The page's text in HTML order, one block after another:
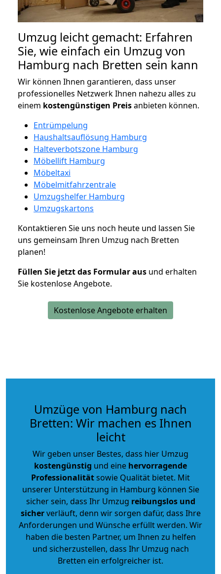
Umzug leicht gemacht: Erfahren
Sie, wie einfach ein Umzug von
Hamburg nach Bretten sein kann
Wir können Ihnen garantieren, dass unser
professionelles Netzwerk Ihnen nahezu alles zu
einem kostengünstigen Preisanbieten können.
Entrümpelung
Haushaltsauflösung Hamburg
Halteverbotszone Hamburg
Möbellift Hamburg
Möbeltaxi
Möbelmitfahrzentrale
Umzugshelfer Hamburg
Umzugskartons
Kontaktieren Sie uns noch heute und lassen Sie
uns gemeinsam Ihren Umzug nach Bretten
planen!
Füllen Sie jetzt das Formular aus und erhalten
Sie kostenlose Angebote.
Kostenlose Angebote erhalten
Umzüge von Hamburg nach
Bretten: Wir machen es Ihnen
leicht
Wir geben unser Bestes, dass hier Umzug
kostengünstig und eine hervorragende
Professionalitätsowie Qualität bietet. Mit
unserer Unterstützung in Hamburg können Sie
sicher sein, dass Ihr Umzug reibungslos und
sicherverläuft, denn wir sorgen dafür, dass Ihre
Anforderungen und Wünsche erfüllt werden. Wir
haben die besten Partner, um Ihnen zu helfen
und sicherzustellen, dass Ihr Umzug nach
Bretten ein erfolgreicher ist.